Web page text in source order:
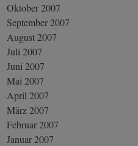
Oktober 2007
September 2007
August 2007
Juli 2007
Juni 2007
Mai 2007
April 2007
März 2007
Februar 2007
Januar 2007